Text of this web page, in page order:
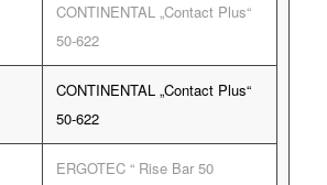
CONTINENTAL „Contact Plus“
50-622
CONTINENTAL „Contact Plus“
50-622
ERGOTEC “ Rise Bar 50